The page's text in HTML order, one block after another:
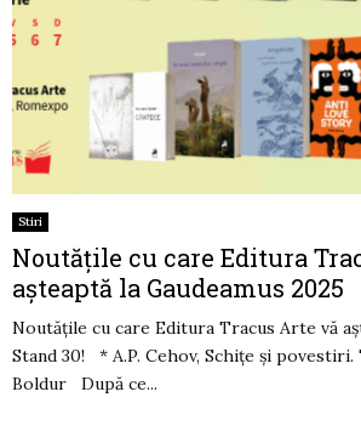
Stiri
Noutățile cu care Editura
așteaptă la Gaudeamus 2025
Noutățile cu care Editura Tracus Arte vă
Stand 30! * A.P. Cehov, Schițe și povestiri.
Boldur După ce...